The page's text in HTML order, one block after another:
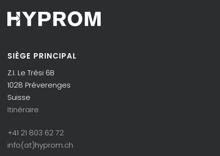
SIÈGE PRINCIPAL
Z.I. Le Trési 6B
1028 Préverenges
Suisse
Itinéraire
+41 21 803 62 72
info(at)hyprom.ch